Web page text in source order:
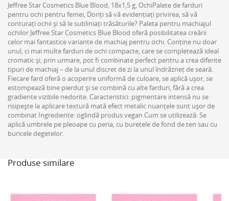
Jeffree Star Cosmetics Blue Blood, 18x1,5 g, OchiPalete de farduri
pentru ochi pentru femei, Doriți să vă evidențiați privirea, să vă
conturați ochii și să le subliniați trăsăturile? Paleta pentru machiajul
ochilor Jeffree Star Cosmetics Blue Blood oferă posibilitatea creării
celor mai fantastice variante de machiaj pentru ochi. Conține nu doar
unul, ci mai multe farduri de ochi compacte, care se completează ideal
cromatic și, prin urmare, pot fi combinate perfect pentru a crea diferite
tipuri de machiaj – de la unul discret de zi la unul îndrăzneț de seară.
Fiecare fard oferă o acoperire uniformă de culoare, se aplică ușor, se
estompează bine pierdut și se combină cu alte farduri, fără a crea
gradiente vizibile nedorite. Caracteristici: pigmentare intensă nu se
risipește la aplicare textură mată efect metalic nuanțele sunt ușor de
combinat Ingrediente: oglindă produs vegan Cum se utilizează: Se
aplică umbrele pe pleoape cu peria, cu buretele de fond de ten sau cu
buricele degetelor.
Produse similare